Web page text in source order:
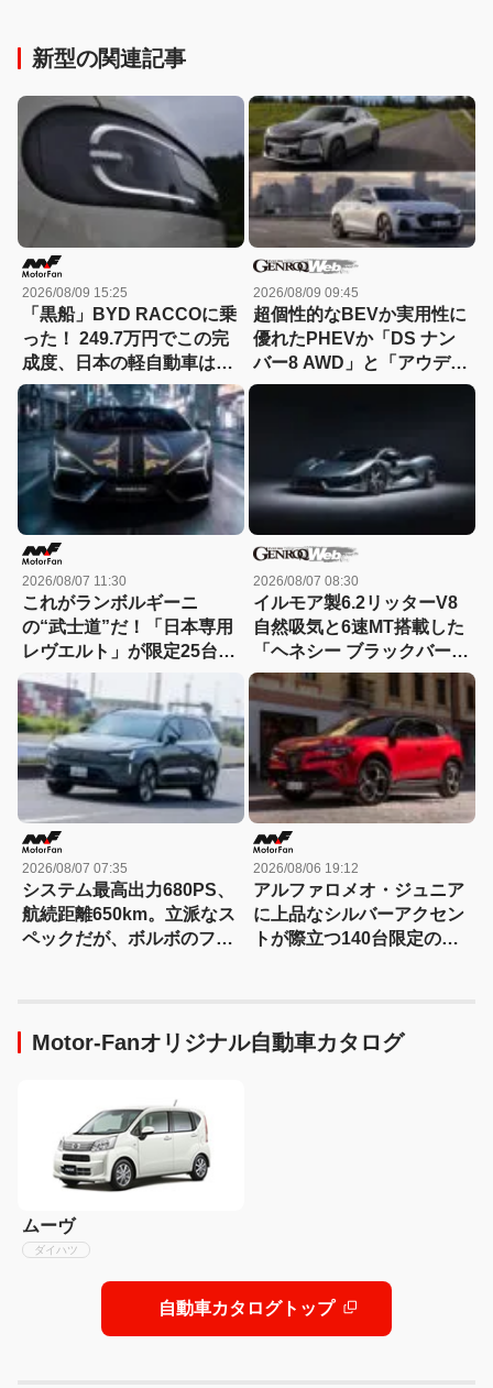
新型の関連記事
2026/08/09 15:25
「黒船」BYD RACCOに乗
った！ 249.7万円でこの完
成度、日本の軽自動車は大
丈夫か？
2026/08/09 09:45
超個性的なBEVか実用性に
優れたPHEVか「DS ナン
バー8 AWD」と「アウディ
A5 eハイブリッド」を比較
2026/08/07 11:30
これがランボルギーニ
の“武士道”だ！「日本専用
レヴエルト」が限定25台で
誕生!! その理由とは……？
2026/08/07 08:30
イルモア製6.2リッターV8
自然吸気と6速MT搭載した
「ヘネシー ブラックバー
ド」がデビュー【動画】
2026/08/07 07:35
システム最高出力680PS、
航続距離650km。立派なス
ペックだが、ボルボのフラ
2026/08/06 19:12
アルファロメオ・ジュニア
に上品なシルバーアクセン
トが際立つ140台限定の
Motor-Fanオリジナル自動車カタログ
ムーヴ
ダイハツ
自動車カタログトップ